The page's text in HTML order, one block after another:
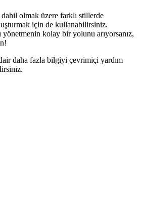
dahil olmak üzere farklı stillerde
için de kullanabilirsiniz.
yönetmenin kolay bir yolunu arıyorsanız,
daha fazla bilgiyi çevrimiçi yardım